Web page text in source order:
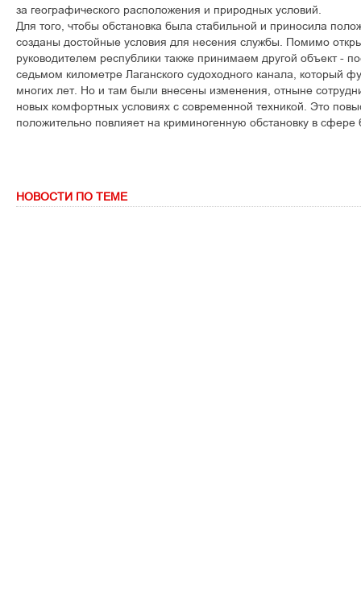
за географического расположения и природных условий.
Для того, чтобы обстановка была стабильной и приносила
созданы достойные условия для несения службы. Помимо
руководителем республики также принимаем другой объект -
седьмом километре Лаганского судоходного канала, который
многих лет. Но и там были внесены изменения, отныне
новых комфортных условиях с современной техникой. Это
положительно повлияет на криминогенную обстановку в сфере
НОВОСТИ ПО ТЕМЕ